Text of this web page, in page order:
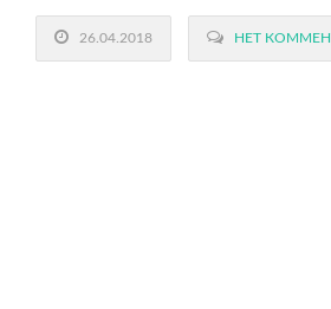
26.04.2018 НЕТ